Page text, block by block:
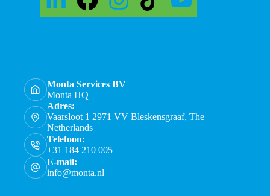
Monta Services BV
Monta HQ
Adres:
Vaarsloot 1 2971 VV Bleskensgraaf, The
Netherlands
Telefoon:
+31 184 210 005
E-mail:
info@monta.nl